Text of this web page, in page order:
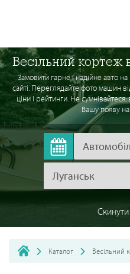
Весільний кортеж
Замовити гарне і надійне авто
сайті. Переглядайте фото машин
ціни і рейтинги. Не
Вашу появу
Скинути
Каталог Весільний